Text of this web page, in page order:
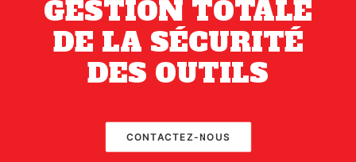
GESTION TOTALE
DE LA SÉCURITÉ
DES OUTILS
CONTACTEZ-NOUS